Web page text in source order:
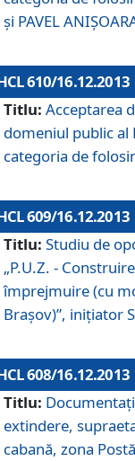
şi PAVEL
610/16.12.2013
Titlu: Acceptarea
domeniul public al
categoria de
609/16.12.2013
Titlu: Studiu de
„P.U.Z. -
împrejmuire (cu
Braşov)”, iniţiator
608/16.12.2013
Titlu:
extindere,
cabană, zona